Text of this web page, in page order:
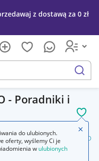
z dostawą za 0 zł
szukaj
- Poradniki i
albumy Ezoteryka, magia, UFO
do ulubionych.
oferty, wyślemy Ci je
w ulubionych